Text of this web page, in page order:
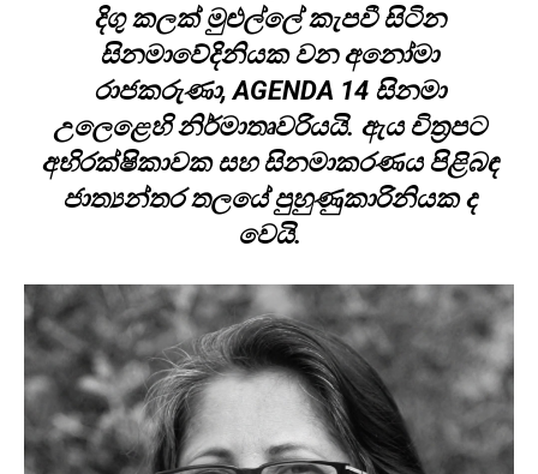
දිගු කලක් මුළුල්ලේ කැපවී සිටින
සිනමාවේදිනියක වන අනෝමා
රාජකරුණා, AGENDA 14 සිනමා
උලෙළෙහි නිර්මාතෘවරියයි. ඇය චිත්‍රපට
අභිරක්ෂිකාවක සහ සිනමාකරණය පිළිබඳ
ජාත්‍යන්තර තලයේ පුහුණුකාරිනියක ද
වෙයි.